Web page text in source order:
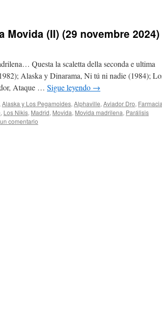
(II) (29 novembre 2024)
Questa la scaletta della seconda e ultima
Alaska y Dinarama, Ni tú ni nadie (1984);
Ataque … Sigue leyendo →
Alaska y Los Pegamoides, Alphaville, Aviador Dro, Farmacia
, Los Nikis, Madrid, Movida, Movida madrilena, Parálisis
comentario